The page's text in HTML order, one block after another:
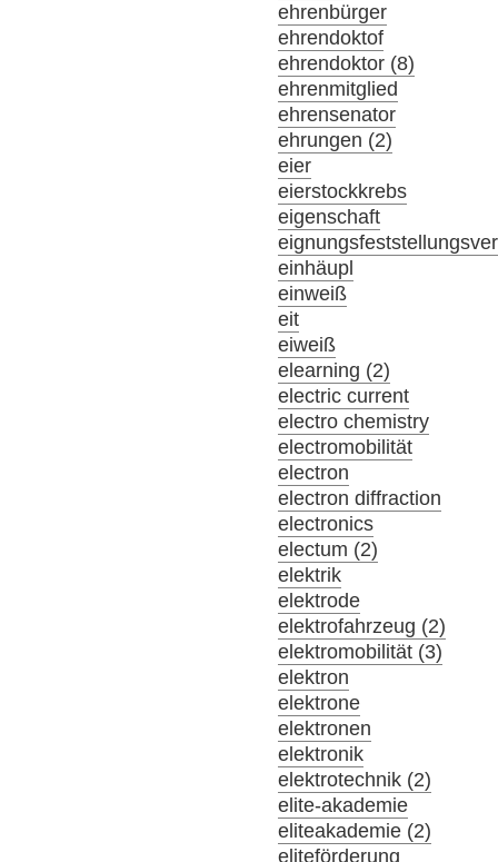
ehrenbürger
ehrendoktof
ehrendoktor (8)
ehrenmitglied
ehrensenator
ehrungen (2)
eier
eierstockkrebs
eigenschaft
einhäupl
einweiß
eit
eiweiß
elearning (2)
electric current
electro chemistry
electromobilität
electron
electron diffraction
electronics
electum (2)
elektrik
elektrode
elektrofahrzeug (2)
elektromobilität (3)
elektron
elektrone
elektronen
elektronik
elektrotechnik (2)
elite-akademie
eliteakademie (2)
eliteförderung